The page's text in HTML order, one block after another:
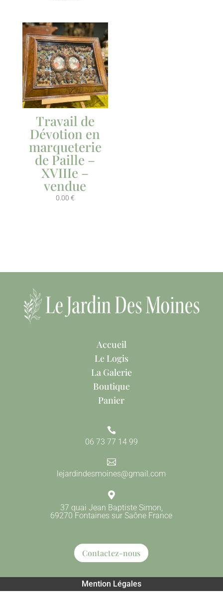
Travail de
Dévotion en
marqueterie
de Paille –
XVIIIe –
vendue
0.00 €
Accueil
Le Logis
La Galerie
Boutique
Panier

06 73 77 14 99

lejardindesmoines@gmail.com

37 quai Jean Baptiste Simon,
69270 Fontaines sur Saône France
Contactez-nous
Mention Légales